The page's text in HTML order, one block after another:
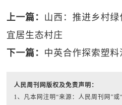
上一篇： 山西：推进乡村
宜居生态村庄
下一篇： 中英合作探索塑
人民周刊网版权及免责声明：
1、凡本网注明“来源：人民周刊网”